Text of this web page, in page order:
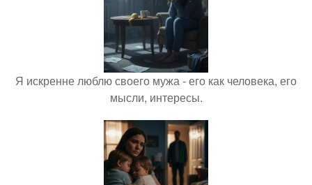
Я искренне люблю своего мужа - его как человека, его
мысли, интересы.